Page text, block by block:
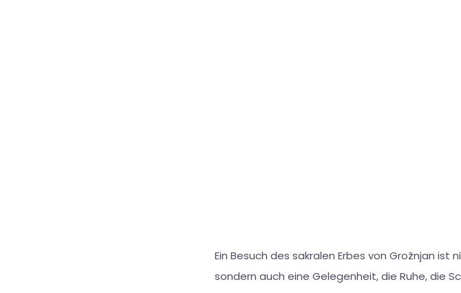
Ein Besuch des sakralen Erbes von Grožnjan ist
sondern auch eine Gelegenheit, die Ruhe, die